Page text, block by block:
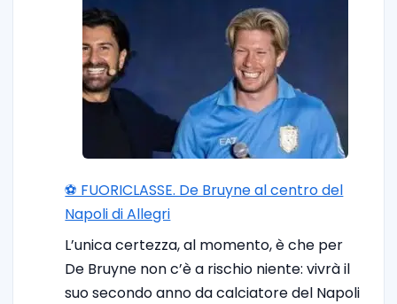
⚽️ FUORICLASSE. De Bruyne al centro del
Napoli di Allegri
L’unica certezza, al momento, è che per
De Bruyne non c’è a rischio niente: vivrà il
suo secondo anno da calciatore del Napoli